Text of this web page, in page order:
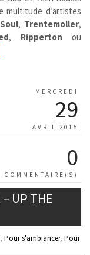
multitude d’artistes
, Trentemoller,
, Ripperton ou
MERCREDI
29
AVRIL 2015
0
COMMENTAIRE(S)
UP THE
, Pour s'ambiancer, Pour